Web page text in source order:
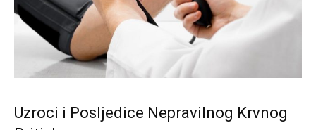
Uzroci i Posljedice Nepravilnog Krvnog